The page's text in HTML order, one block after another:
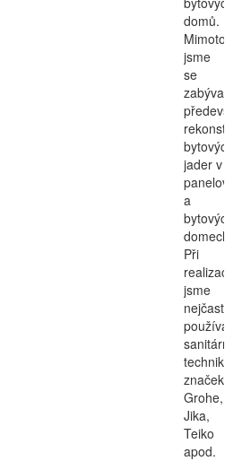
domů.
Mimoto
jsme
se
zabývali
bytových
jader v
a
bytových
domech.
Při
jsme
nejčastěji
používali
sanitární
techniku
značek
Grohe,
Jika,
Teiko
apod.